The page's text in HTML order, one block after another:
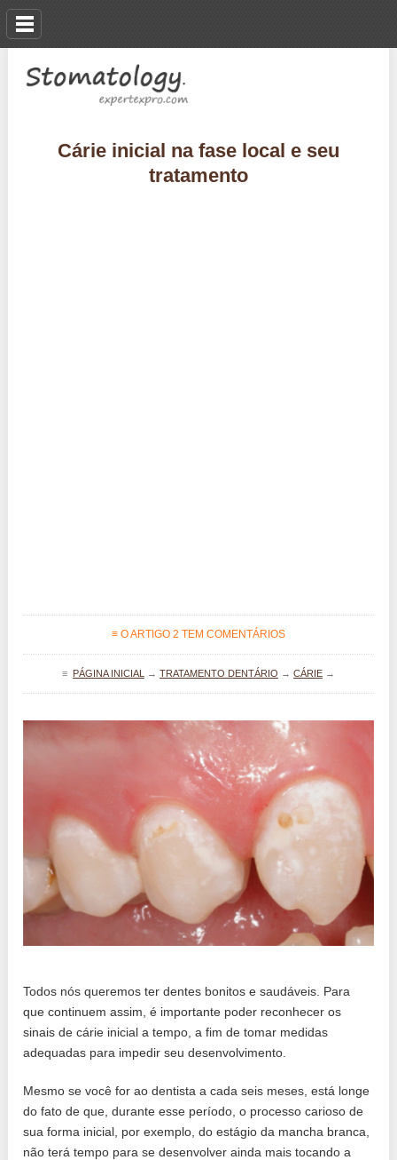
Cárie inicial na fase local e seu
tratamento
≡ O ARTIGO 2 TEM COMENTÁRIOS
≡ PÁGINA INICIAL → TRATAMENTO DENTÁRIO → CÁRIE→
Todos nós queremos ter dentes bonitos e saudáveis. Para
que continuem assim, é importante poder reconhecer os
sinais de cárie inicial a tempo, a fim de tomar medidas
adequadas para impedir seu desenvolvimento.
Mesmo se você for ao dentista a cada seis meses, está longe
do fato de que, durante esse período, o processo carioso de
sua forma inicial, por exemplo, do estágio da mancha branca,
não terá tempo para se desenvolver ainda mais tocando a